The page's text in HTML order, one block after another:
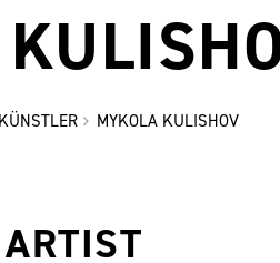
KÜNSTLER MYKOLA KULISHOV